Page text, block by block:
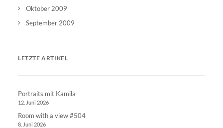
Oktober 2009
September 2009
LETZTE ARTIKEL
Portraits mit Kamila
12. Juni 2026
Room with a view #504
8. Juni 2026